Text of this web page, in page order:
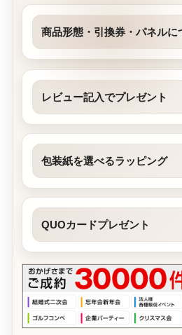
商品形態・引換券・パネルに
レビュー記入でプレゼント
包装紙を選べるラッピング
QUOカードプレゼント